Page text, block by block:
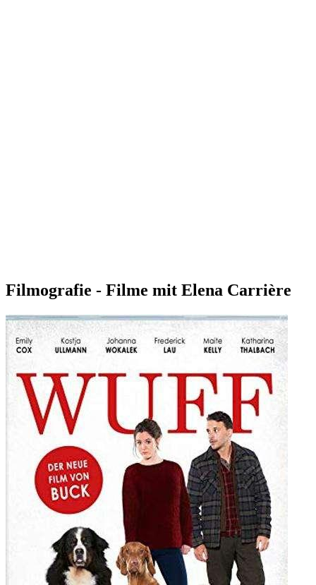
Filmografie - Filme mit Elena Carrière